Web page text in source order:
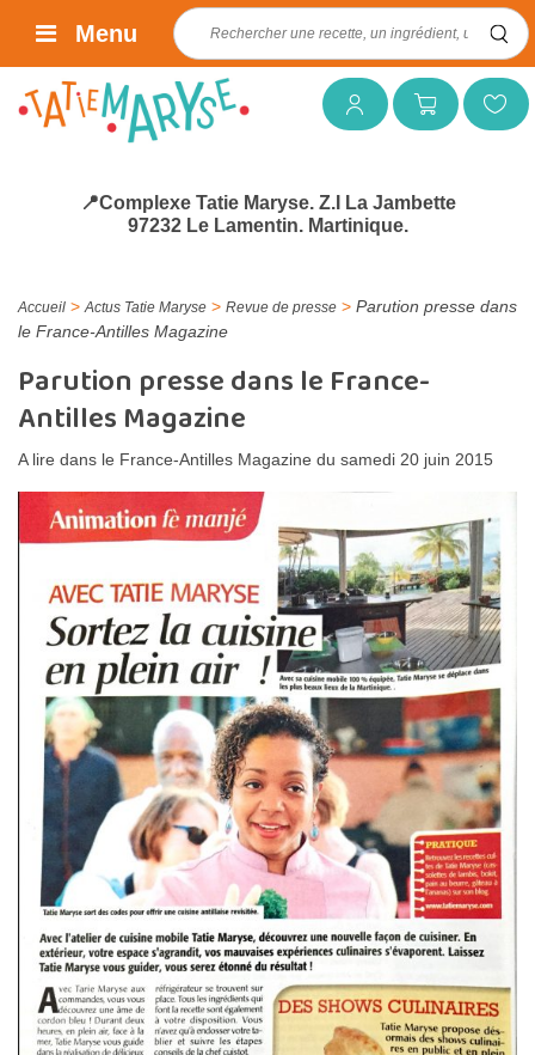
Mon compteMon panierMes favoris
Rechercher :
Menu
📍Complexe Tatie Maryse. Z.I La Jambette
97232 Le Lamentin. Martinique.
Accueil > Actus Tatie Maryse > Revue de presse > Parution presse dans
le France-Antilles Magazine
Parution presse dans le France-
Antilles Magazine
A lire dans le France-Antilles Magazine du samedi 20 juin 2015